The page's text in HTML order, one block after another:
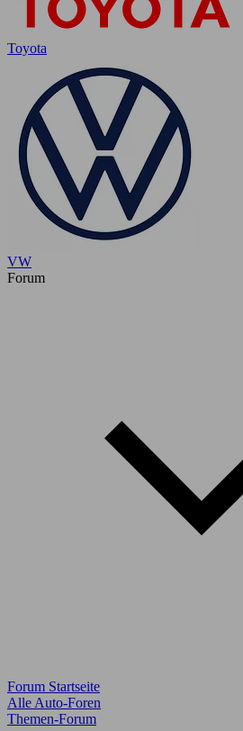
Toyota
VW
Forum
Forum Startseite
Alle Auto-Foren
Themen-Forum